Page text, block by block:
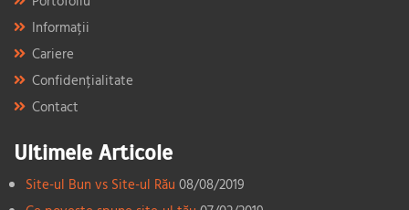
Informații
Cariere
Confidențialitate
Contact
Ultimele Articole
Site-ul Bun vs Site-ul Rău 08/08/2019